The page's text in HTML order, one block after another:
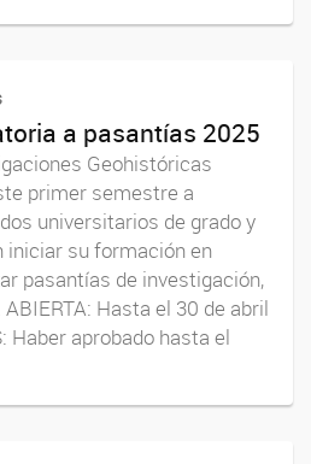
a pasantías 2025
Geohistóricas
primer semestre a
universitarios de grado y
iniciar su formación en
pasantías de investigación,
Hasta el 30 de abril
Haber aprobado hasta el